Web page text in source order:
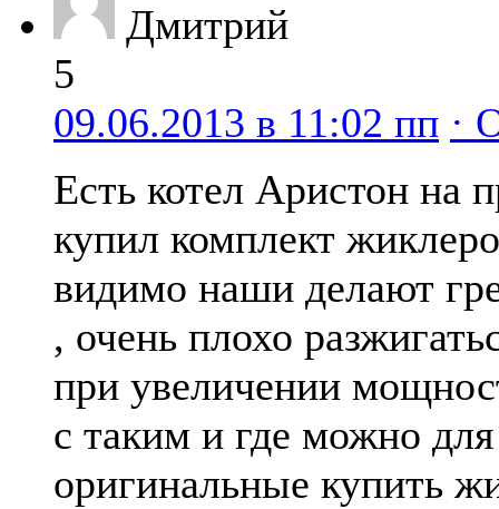
Дмитрий
5
09.06.2013 в 11:02 пп ·
Есть котел Аристон на
купил комплект
видимо наши делают
, очень плохо
при увеличении
с таким и где можно
оригинальные купить